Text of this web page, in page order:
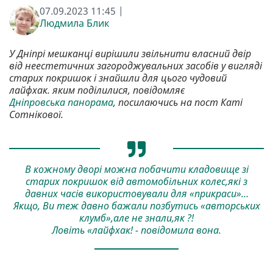
07.09.2023 11:45 |
Людмила Блик
У Дніпрі мешканці вирішили звільнити власний двір
від неестетичних загороджувальних засобів у вигляді
старих покришок і знайшли для цього чудовий
лайфхак. яким поділилися, повідомляє
Дніпровська панорама, посилаючись на пост Каті
Сотнікової.
В кожному дворі можна побачити кладовище зі
старих покришок від автомобільних колес,які з
давних часів використовували для «прикраси»…
Якщо, Ви теж давно бажали позбутись «авторських
клумб»,але не знали,як ?!
Ловіть «лайфхак! - повідомила вона.